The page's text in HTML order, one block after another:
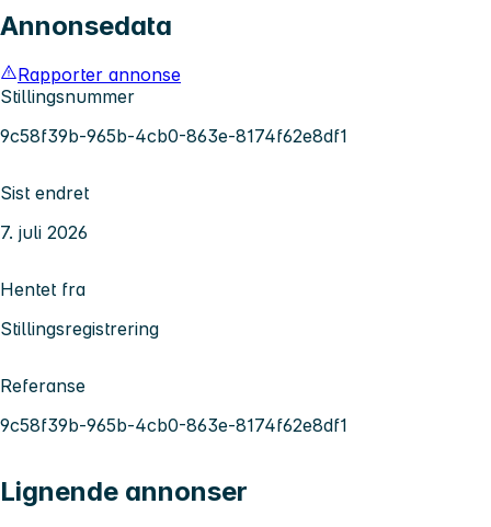
Annonsedata
Rapporter annonse
Stillingsnummer
9c58f39b-965b-4cb0-863e-8174f62e8df1
Sist endret
7. juli 2026
Hentet fra
Stillingsregistrering
Referanse
9c58f39b-965b-4cb0-863e-8174f62e8df1
Lignende annonser